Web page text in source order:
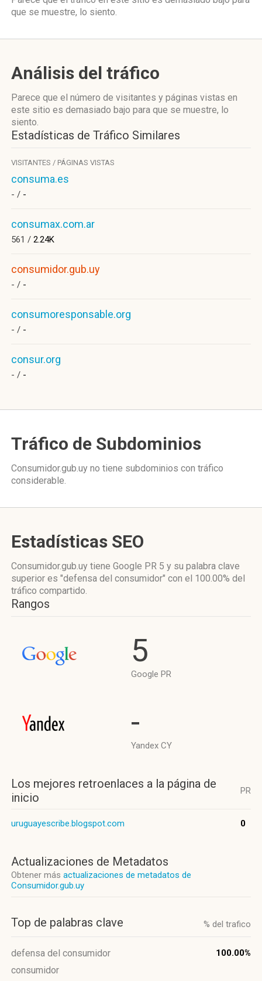
que se muestre, lo siento.
Análisis del tráfico
Parece que el número de visitantes y páginas vistas en
este sitio es demasiado bajo para que se muestre, lo
siento.
Estadísticas de Tráfico Similares
VISITANTES / PÁGINAS VISTAS
consuma.es
- / -
consumax.com.ar
561 / 2.24K
consumidor.gub.uy
- / -
consumoresponsable.org
- / -
consur.org
- / -
Tráfico de Subdominios
Consumidor.gub.uy no tiene subdominios con tráfico
considerable.
Estadísticas SEO
Consumidor.gub.uy tiene Google PR 5 y su palabra clave
superior es "defensa del consumidor" con el 100.00% del
tráfico compartido.
Rangos
5
Google PR
-
Yandex CY
Los mejores retroenlaces a la página de
inicio
PR
uruguayescribe.blogspot.com 0
Actualizaciones de Metadatos
Obtener más actualizaciones de metadatos de
Consumidor.gub.uy
Top de palabras clave % del trafico
defensa del consumidor 100.00%
consumidor